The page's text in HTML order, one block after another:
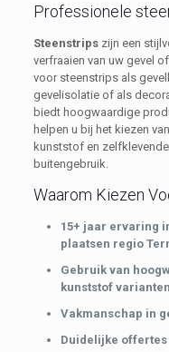
Professionele
Steenstripszijn een
verfraaien van uw gevel
voor steenstrips als
gevelisolatie of als
biedt hoogwaardige
helpen u bij het kiezen
kunststof en
buitengebruik.
Waarom Kiezen
15+ jaar ervaring
plaatsen regio
Gebruik van
kunststof
Vakmanschap in
Duidelijke